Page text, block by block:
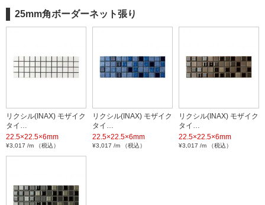
25mm角ボーダーネット張り
リクシル(INAX) モザイク
タイ…
22.5×22.5×6mm
¥3,017 /m （税込）
リクシル(INAX) モザイク
タイ…
22.5×22.5×6mm
¥3,017 /m （税込）
リクシル(INAX) モザイク
タイ…
22.5×22.5×6mm
¥3,017 /m （税込）